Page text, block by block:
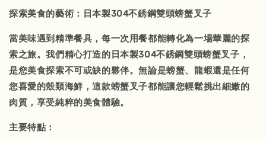
探索美食的藝術：日本製304不銹鋼雙頭螃蟹叉子
當美味遇到精準餐具，每一次用餐都能轉化為一場華麗的探
索之旅。我們精心打造的日本製304不銹鋼雙頭螃蟹叉子，
是您美食探索不可或缺的夥伴。無論是螃蟹、龍蝦還是任何
您喜愛的殼類海鮮，這款螃蟹叉子都能讓您輕鬆挑出細嫩的
肉質，享受純粹的美食體驗。
主要特點：